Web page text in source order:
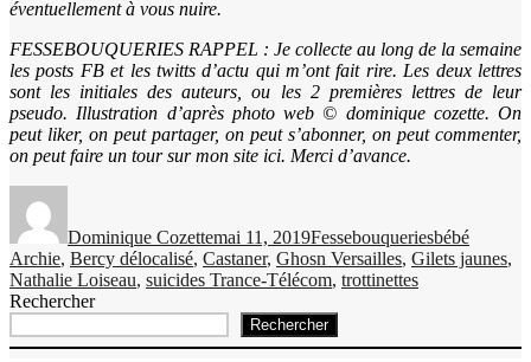
éventuellement à vous nuire.
FESSEBOUQUERIES RAPPEL : Je collecte au long de la semaine
les posts FB et les twitts d’actu qui m’ont fait rire. Les deux lettres
sont les initiales des auteurs, ou les 2 premières lettres de leur
pseudo. Illustration d’après photo web © dominique cozette. On
peut liker, on peut partager, on peut s’abonner, on peut commenter,
on peut faire un tour sur mon site ici. Merci d’avance.
Dominique Cozettemai 11, 2019Fessebouqueriesbébé
Archie, Bercy délocalisé, Castaner, Ghosn Versailles, Gilets jaunes,
Nathalie Loiseau, suicides Trance-Télécom, trottinettes
Rechercher
Rechercher